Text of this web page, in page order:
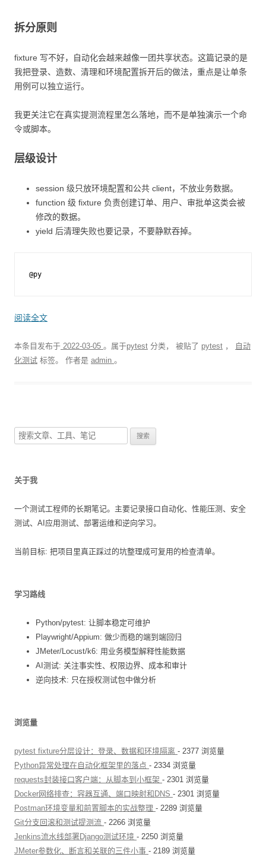
拆分原则
fixture 写不好，自动化会越来越像一团共享状态。这篇记录的是
我把登录、造数、清理和环境配置拆开后的做法，重点是让单条
用例可以独立运行。
我更关注它在真实提测流程里怎么落地，而不是单独演示一个命
令或脚本。
层级设计
session 级只放环境配置和公共 client，不放业务数据。
function 级 fixture 负责创建订单、用户、审批单这类会被
修改的数据。
yield 后清理失败也要记录，不要静默吞掉。
@py
阅读全文
本条目发布于 2022-03-05 。属于pytest 分类， 被贴了 pytest ，
自动
化测试 标签。 作者是 admin 。
搜
关于我
一个测试工程师的长期笔记。主要记录接口自动化、性能压测、安全
测试、AI应用测试、部署运维和逆向学习。
当前目标: 把项目里真正踩过的坑整理成可复用的检查清单。
学习路线
Python/pytest: 让脚本稳定可维护
Playwright/Appium: 做少而稳的端到端回归
JMeter/Locust/k6: 用业务模型解释性能数据
AI测试: 关注事实性、权限边界、成本和审计
逆向技术: 只在授权测试包中做分析
浏览量
pytest fixture分层设计：登录、数据和环境隔离 - 2377 浏览量
Python异常处理在自动化框架里的落点 - 2334 浏览量
requests封装接口客户端：从脚本到小框架 - 2301 浏览量
Docker网络排查：容器互通、端口映射和DNS - 2301 浏览量
Postman环境变量和前置脚本的实战整理 - 2289 浏览量
Git分支回滚和测试提测流 - 2266 浏览量
Jenkins流水线部署Django测试环境 - 2250 浏览量
JMeter参数化、断言和关联的三件小事 - 2189 浏览量